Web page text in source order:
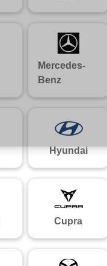
Mercedes-
Benz
Hyundai
Cupra